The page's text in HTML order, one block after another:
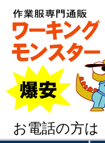
お電話の方は